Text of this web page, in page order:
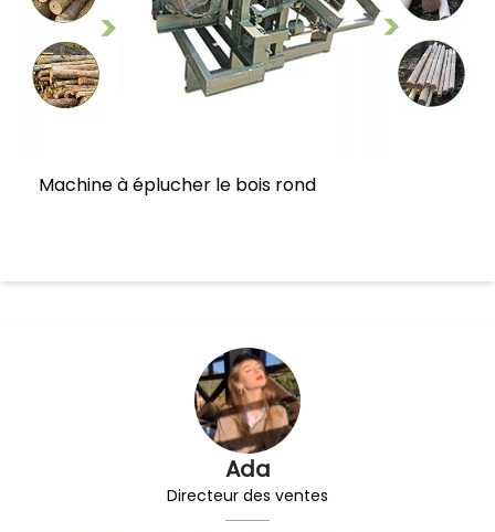
Ada
Directeur des ventes
Machine à éplucher le bois rond